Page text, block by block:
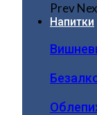
Prev
Напитки